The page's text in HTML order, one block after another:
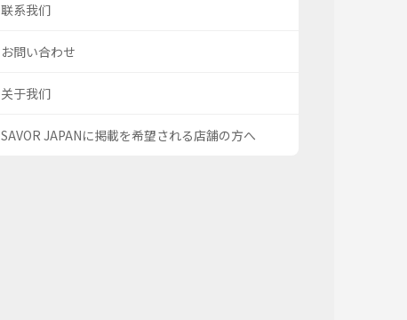
联系我们
お問い合わせ
关于我们
SAVOR JAPANに掲載を希望される店舗の方へ